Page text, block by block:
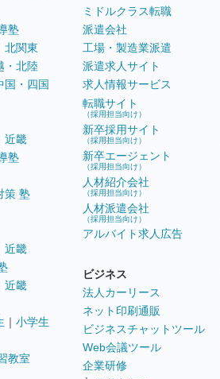
塾
北関東
・北陸
国・四国
近畿
塾
策 塾
近畿
近畿
｜ 小学生
教室
ミドルクラス転職
派遣会社
工場・製造業派遣
派遣求人サイト
求人情報サービス
転職サイト
（採用担当向け）
新卒採用サイト
（採用担当向け）
新卒エージェント
（採用担当向け）
人材紹介会社
（採用担当向け）
人材派遣会社
（採用担当向け）
アルバイト求人広告
ビジネス
法人カーリース
ネット印刷通販
ビジネスチャットツール
Web会議ツール
企業研修